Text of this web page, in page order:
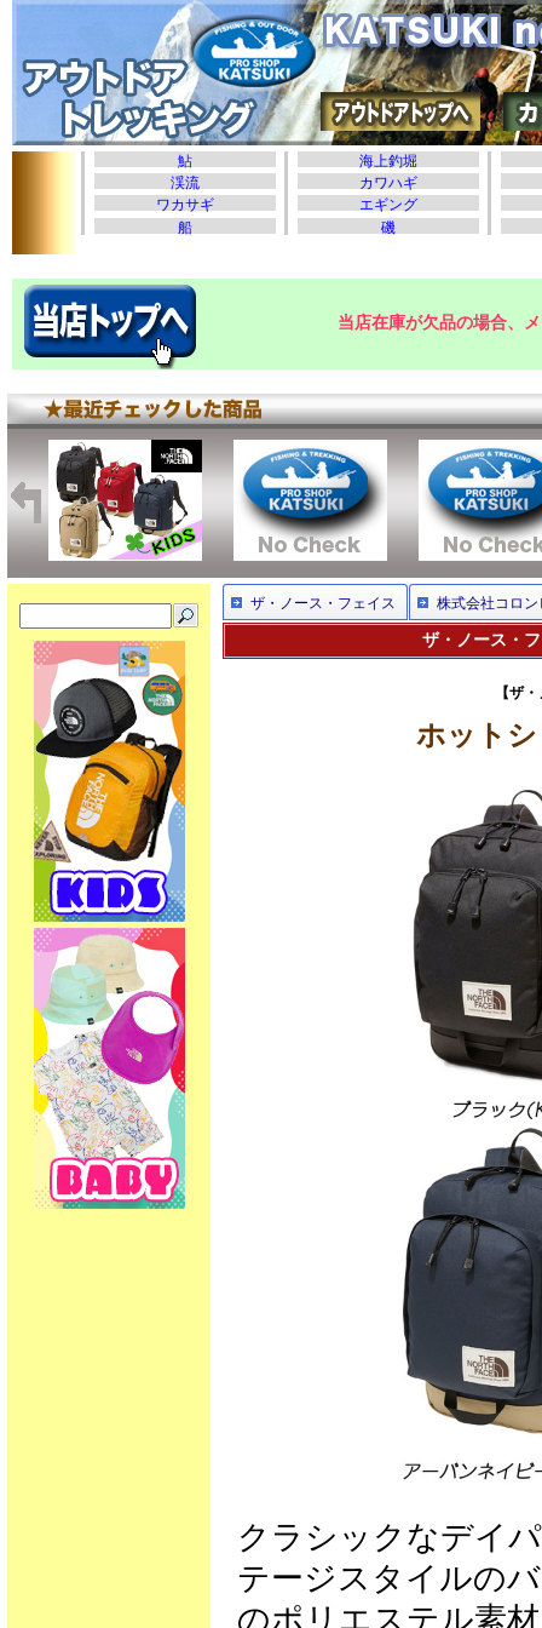
当店在庫が欠品の場合、
ザ・ノース・フェイス 株式会社コロン
ザ・ノース・
【ザ
ホット
クラシックなデイ
テージスタイルの
のポリエステル素